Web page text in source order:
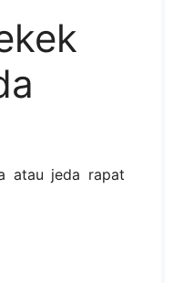
atau jeda rapat